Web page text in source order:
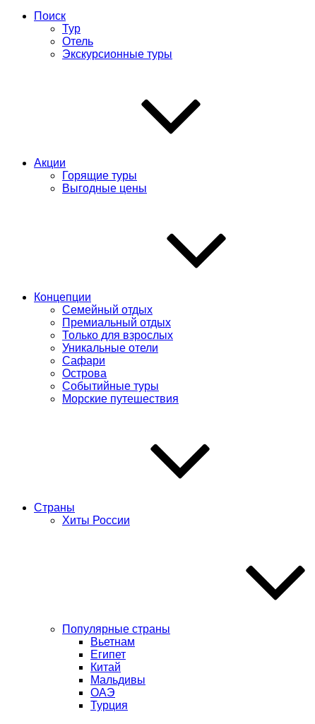
Поиск
Тур
Отель
Экскурсионные туры
Акции
Горящие туры
Выгодные цены
Концепции
Семейный отдых
Премиальный отдых
Только для взрослых
Уникальные отели
Сафари
Острова
Событийные туры
Морские путешествия
Страны
Хиты России
Популярные страны
Вьетнам
Египет
Китай
Мальдивы
ОАЭ
Турция